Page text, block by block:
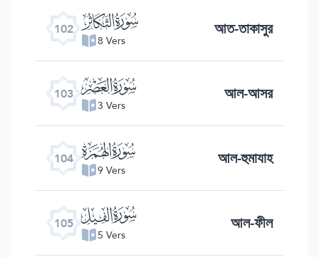
102 ﰓ
8 Vers আত-তাকাসুর
103 ﰔ
3 Vers আল-আসর
104 ﰕ
9 Vers আল-হুমাযাহ
105 ﰖ
5 Vers আল-ফীল